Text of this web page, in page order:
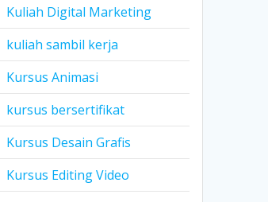
Kuliah Digital Marketing
kuliah sambil kerja
Kursus Animasi
kursus bersertifikat
Kursus Desain Grafis
Kursus Editing Video